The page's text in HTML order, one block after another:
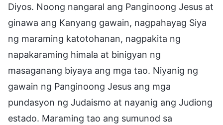
Diyos. Noong nangaral ang Panginoong Jesus at
ginawa ang Kanyang gawain, nagpahayag Siya
ng maraming katotohanan, nagpakita ng
napakaraming himala at binigyan ng
masaganang biyaya ang mga tao. Niyanig ng
gawain ng Panginoong Jesus ang mga
pundasyon ng Judaismo at nayanig ang Judiong
estado. Maraming tao ang sumunod sa